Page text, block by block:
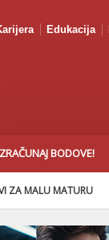
Edukacija
BODOVE!
ZA MALU MATURU